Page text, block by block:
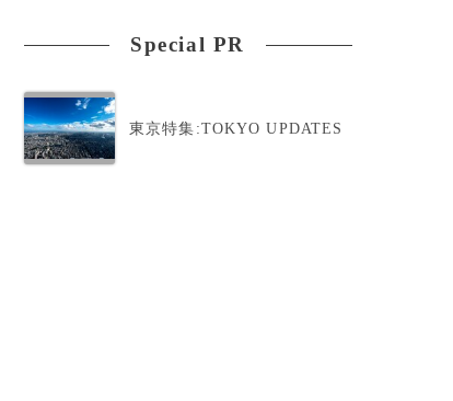
Special PR
東京特集:TOKYO UPDATES